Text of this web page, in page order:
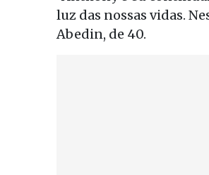
luz das nossas vidas.
Abedin, de 40.